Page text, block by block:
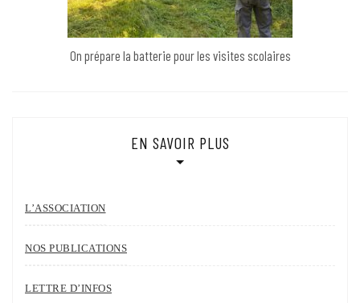
On prépare la batterie pour les visites scolaires
EN SAVOIR PLUS
L’ASSOCIATION
NOS PUBLICATIONS
LETTRE D’INFOS